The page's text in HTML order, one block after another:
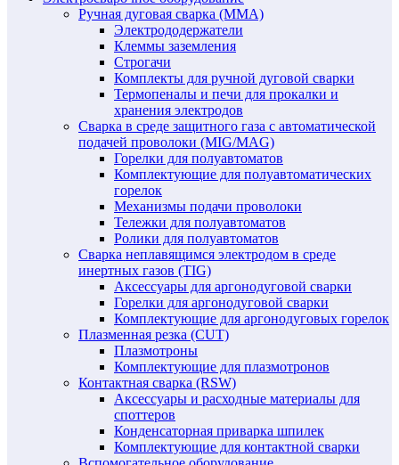
Ручная дуговая сварка (MMA)
Электрододержатели
Клеммы заземления
Строгачи
Комплекты для ручной дуговой сварки
Термопеналы и печи для прокалки и
хранения электродов
Сварка в среде защитного газа с автоматической
подачей проволоки (MIG/MAG)
Горелки для полуавтоматов
Комплектующие для полуавтоматических
горелок
Механизмы подачи проволоки
Тележки для полуавтоматов
Ролики для полуавтоматов
Сварка неплавящимся электродом в среде
инертных газов (TIG)
Аксессуары для аргонодуговой сварки
Горелки для аргонодуговой сварки
Комплектующие для аргонодуговых горелок
Плазменная резка (CUT)
Плазмотроны
Комплектующие для плазмотронов
Контактная сварка (RSW)
Аксессуары и расходные материалы для
споттеров
Конденсаторная приварка шпилек
Комплектующие для контактной сварки